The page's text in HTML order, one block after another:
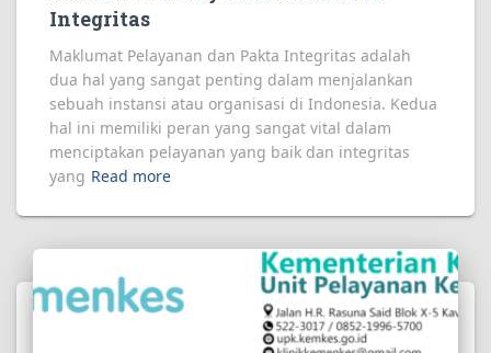
Integritas
Maklumat Pelayanan dan Pakta Integritas adalah
dua hal yang sangat penting dalam menjalankan
sebuah instansi atau organisasi di Indonesia. Kedua
hal ini memiliki peran yang sangat vital dalam
menciptakan pelayanan yang baik dan integritas
yang Read more